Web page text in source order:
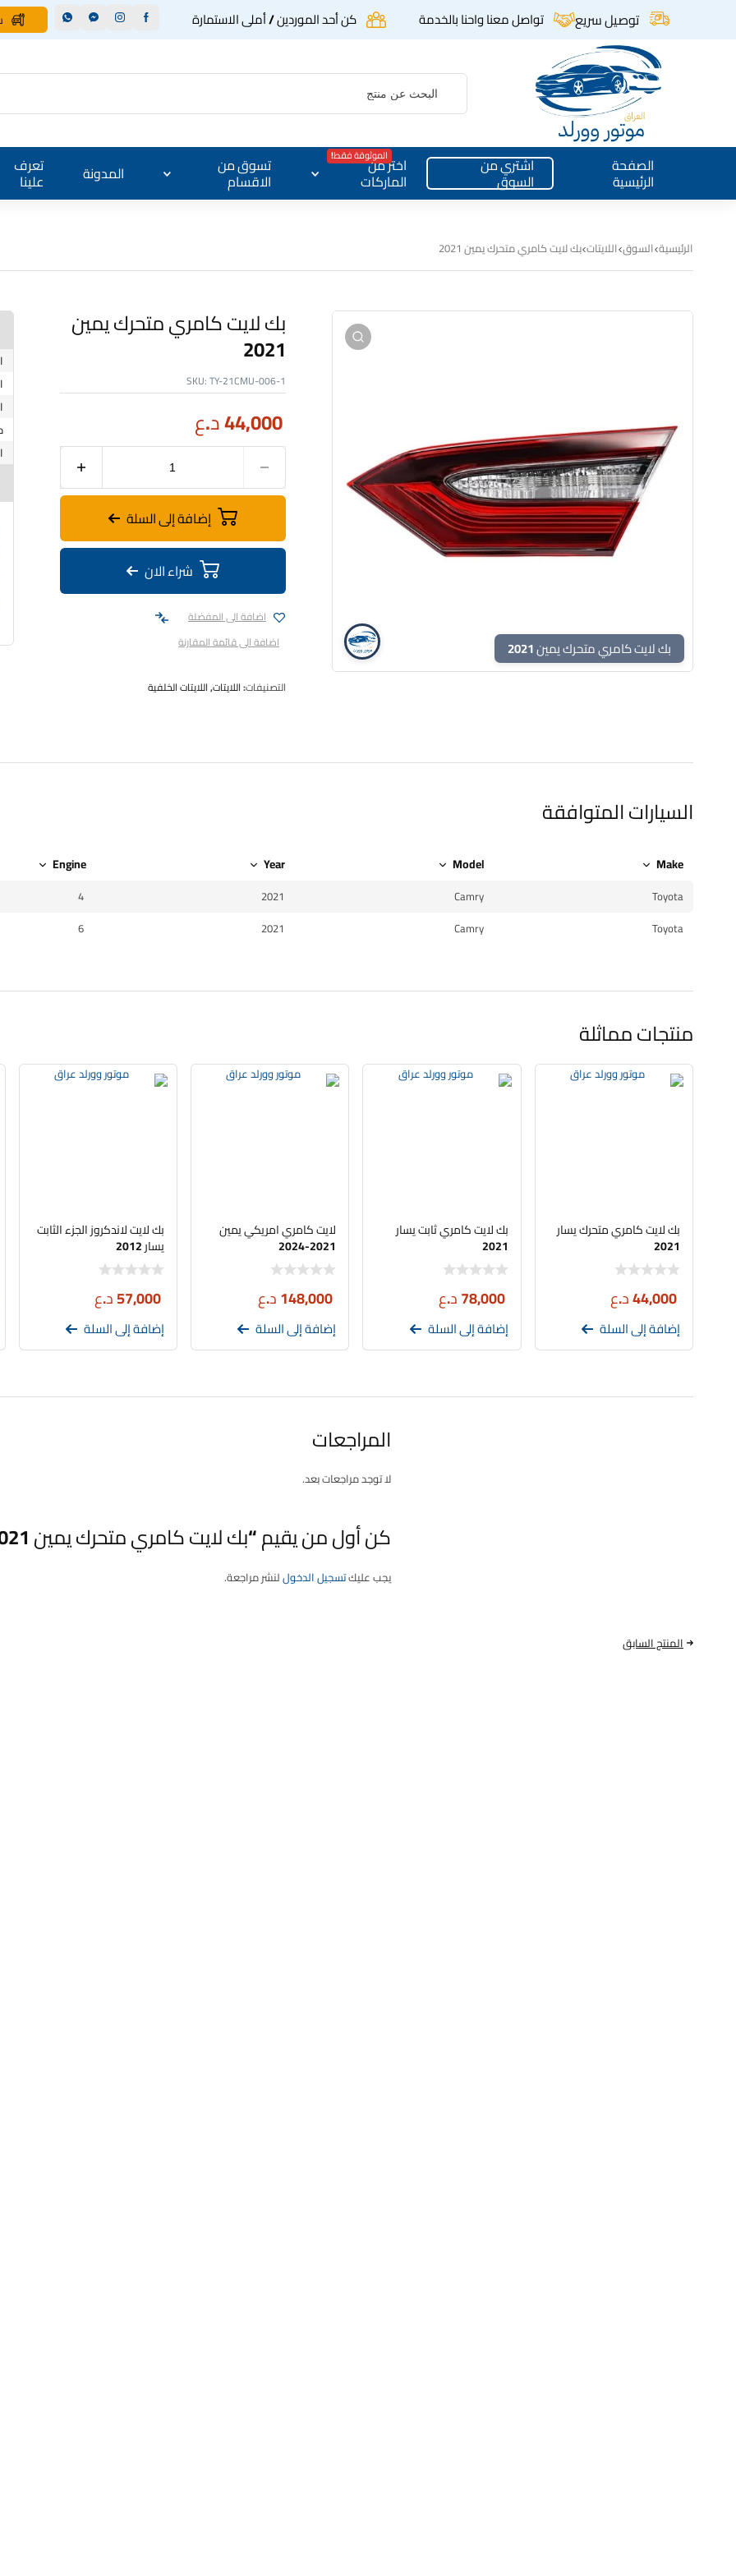
توصيل سريع تواصل معنا واحنا بالخدمة كن أحد الموردين / أملى الاستمارة
الصفحة
الرئيسية
اشتري من
السوق
اختر من
الماركات
الموثوقة فقط! تسوق من
الاقسام المدونة تعرف
علينا
الرئيسية السوق اللايتات بك لايت كامري متحرك يمين 2021
بك لايت كامري متحرك يمين 2021
بك لايت كامري متحرك يمين
2021
SKU:TY-21CMU-006-1
44,000د.ع
إضافة إلى السلة
شراء الان
اضافة الى المفضلة
اضافة الى قائمة المقارنة
التصنيفات:اللايتات,اللايتات الخلفية
السيارات المتوافقة
Make
Model
Year
Engine
Toyota
Camry
2021
4
Toyota
Camry
2021
6
منتجات مماثلة
بك لايت كامري متحرك يسار
2021
44,000د.ع
إضافة إلى السلة
بك لايت كامري ثابت يسار
2021
78,000د.ع
إضافة إلى السلة
لايت كامري امريكي يمين
2021-2024
148,000د.ع
إضافة إلى السلة
بك لايت لاندكروز الجزء الثابت
يسار 2012
57,000د.ع
إضافة إلى السلة
المراجعات
لا توجد مراجعات بعد.
كن أول من يقيم “بك لايت كامري متحرك يمين 2021”
يجب عليكتسجيل الدخوللنشر مراجعة.
المنتج السابق